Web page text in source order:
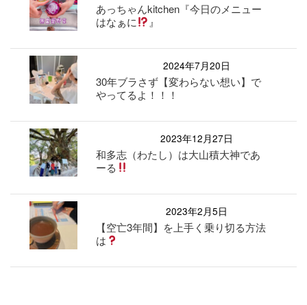
あっちゃんkitchen『今日のメニュー
はなぁに
』
2024年7月20日
30年ブラさず【変わらない想い】で
やってるよ！！！
2023年12月27日
和多志（わたし）は大山積大神であ
ーる
2023年2月5日
【空亡3年間】を上手く乗り切る方法
は